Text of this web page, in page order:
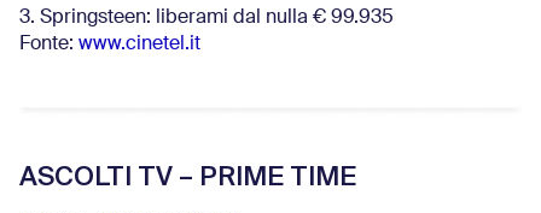
3. Springsteen: liberami dal nulla € 99.935
Fonte: www.cinetel.it
ASCOLTI TV – PRIME TIME